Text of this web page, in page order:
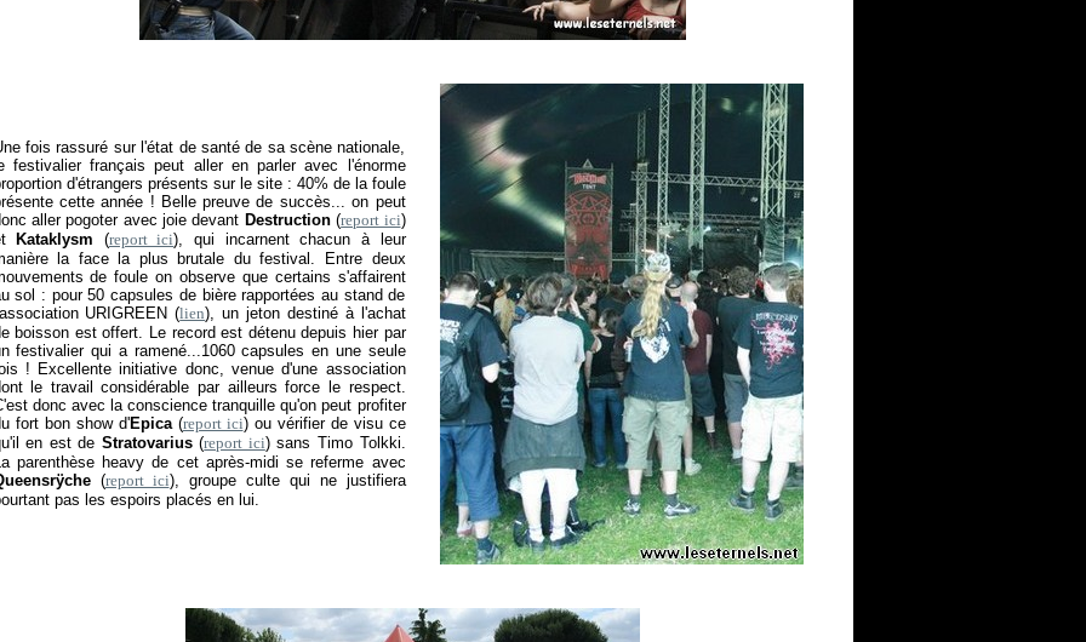
fois rassuré sur l'état de santé de sa scène nationale,
festivalier français peut aller en parler avec l'énorme
d'étrangers présents sur le site : 40% de la foule
cette année ! Belle preuve de succès... on peut
aller pogoter avec joie devant Destruction(report ici)
Kataklysm (report ici), qui incarnent chacun à leur
la face la plus brutale du festival. Entre deux
de foule on observe que certains s'affairent
sol : pour 50 capsules de bière rapportées au stand de
URIGREEN (lien), un jeton destiné à l'achat
boisson est offert. Le record est détenu depuis hier par
festivalier qui a ramené...1060 capsules en une seule
! Excellente initiative donc, venue d'une association
le travail considérable par ailleurs force le respect.
donc avec la conscience tranquille qu'on peut profiter
fort bon show d'Epica(report ici) ou vérifier de visu ce
en est de Stratovarius(report ici) sans Timo Tolkki.
parenthèse heavy de cet après-midi se referme avec
(report ici), groupe culte qui ne justifiera
pas les espoirs placés en lui.